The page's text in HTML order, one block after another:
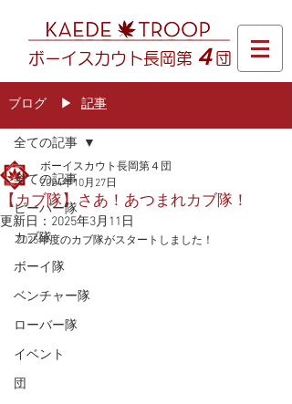
ボーイスカウト長岡第 ４ 団
記事
全ての記事
ビーバー隊
カブ隊
ボーイ隊
ベンチャー隊
ローバー隊
イベント
団
全ての記事
【カブ隊】さあ！あつまれカブ隊！
ボーイスカウト長岡第４団
2024年10月27日
更新日： 2025年3月11日
2025年度のカブ隊がスタートしました！
ブログ ​▶ 記事